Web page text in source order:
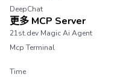
DeepChat
更多 MCP Server
21st.dev Magic Ai Agent
Mcp Terminal
Time